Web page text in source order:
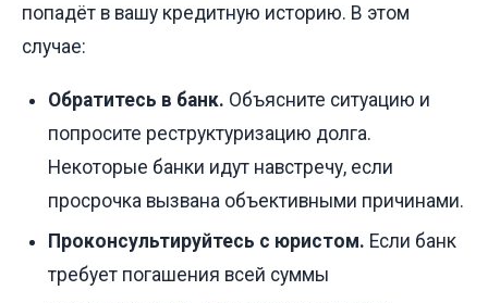
попадёт в вашу кредитную историю. В этом
случае:
Обратитесь в банк. Объясните ситуацию и
попросите реструктуризацию долга.
Некоторые банки идут навстречу, если
просрочка вызвана объективными причинами.
Проконсультируйтесь с юристом. Если банк
требует погашения всей суммы